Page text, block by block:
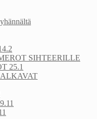
SIHTEERILLE
25.1